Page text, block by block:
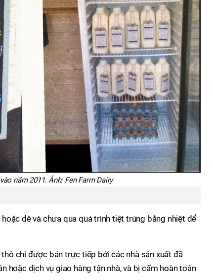
năm 2011. Ảnh: Fen Farm Dairy
dê và chưa qua quá trình tiệt trùng bằng nhiệt để
chỉ được bán trực tiếp bởi các nhà sản xuất đã
hoặc dịch vụ giao hàng tận nhà, và bị cấm hoàn toàn